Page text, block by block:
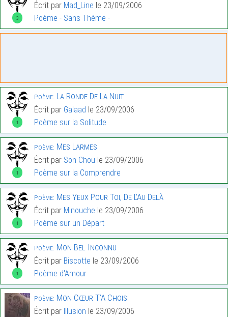
3
Écrit par Mad_Line le 23/09/2006
Poème - Sans Thème -
1
Poème: La Ronde De La Nuit
Écrit par Galaad le 23/09/2006
Poème sur la Solitude
1
Poème: Mes Larmes
Écrit par Son Chou le 23/09/2006
Poème sur la Comprendre
1
Poème: Mes Yeux Pour Toi, De L’Au Delà
Écrit par Minouche le 23/09/2006
Poème sur un Départ
1
Poème: Mon Bel Inconnu
Écrit par Biscotte le 23/09/2006
Poème d'Amour
Poème: Mon Cœur T’A Choisi
Écrit par Illusion le 23/09/2006